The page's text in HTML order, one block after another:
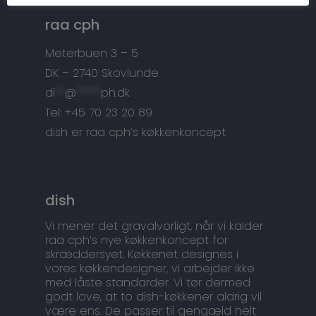
raa cph
Meterbuen 3 – 5
DK – 2740 Skovlunde
di
@
ph.dk
Tel: +45 70 23 20 89
dish er raa cph’s køkkenkoncept
dish
Vi mener det gravalvorligt, når vi kalder
raa cph’s nye køkkenkoncept for
skræddersyet. Køkkenet designes i
vores køkkendesigner, vi arbejder ikke
med låste standarder. Vi tør dermed
godt love, at to dish-køkkener aldrig vil
være ens. De passer til gengæld helt